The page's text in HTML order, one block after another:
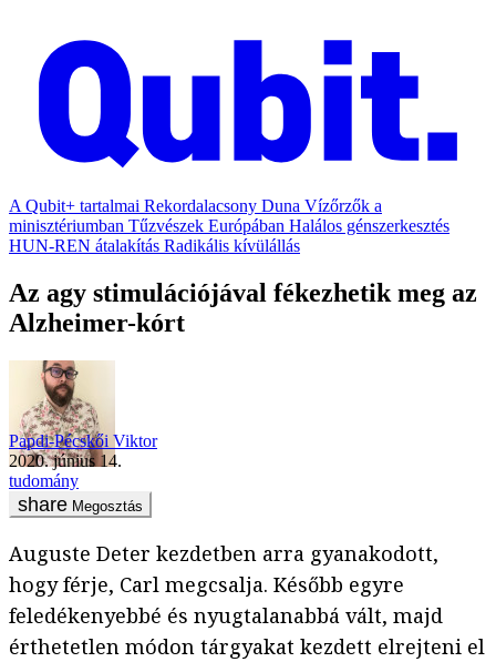
A Qubit+ tartalmai Rekordalacsony Duna Vízőrzők a
minisztériumban Tűzvészek Európában Halálos génszerkesztés
HUN-REN átalakítás Radikális kívülállás
Az agy stimulációjával fékezhetik meg az
Alzheimer-kórt
Papdi-Pécskői Viktor
2020. június 14.
tudomány
Megosztás
Auguste Deter kezdetben arra gyanakodott,
hogy férje, Carl megcsalja. Később egyre
feledékenyebbé és nyugtalanabbá vált, majd
érthetetlen módon tárgyakat kezdett elrejteni el